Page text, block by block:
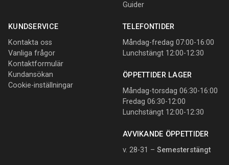
Guider
KUNDSERVICE
Kontakta oss
Vanliga frågor
Kontaktformulär
Kundansökan
Cookie-inställningar
TELEFONTIDER
Måndag-fredag 07:00-16:00
Lunchstängt 12:00-12:30
ÖPPETTIDER LAGER
Måndag-torsdag 06:30-16:00
Fredag 06:30-12:00
Lunchstängt 12:00-12:30
AVVIKANDE ÖPPETTIDER
v. 28-31 – Semesterstängt